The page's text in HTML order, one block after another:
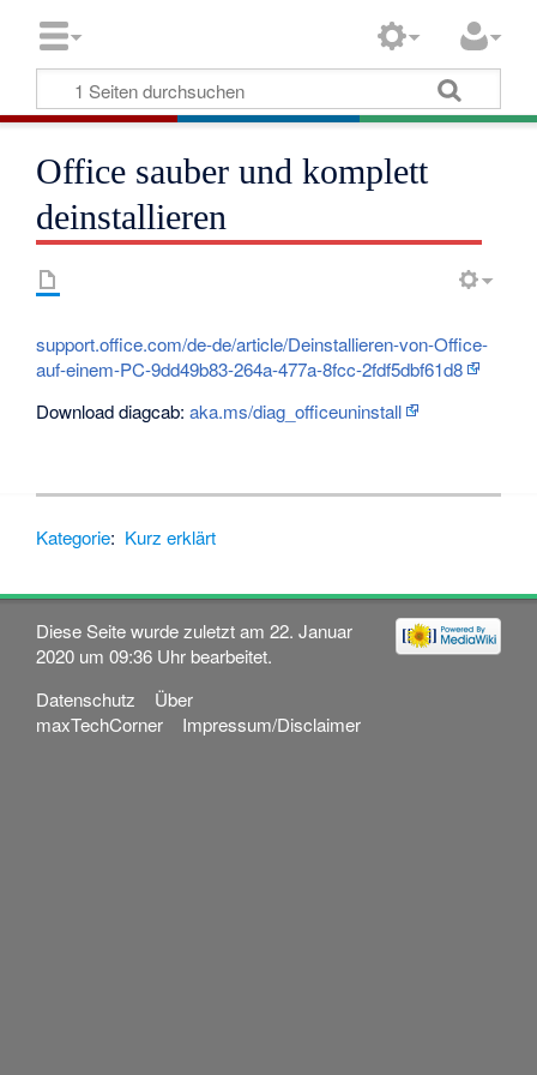
Office sauber und komplett
deinstallieren
support.office.com/de-de/article/Deinstallieren-von-Office-
auf-einem-PC-9dd49b83-264a-477a-8fcc-2fdf5dbf61d8
Download diagcab:aka.ms/diag_officeuninstall
Kategorie: Kurz erklärt
Diese Seite wurde zuletzt am 22. Januar
2020 um 09:36 Uhr bearbeitet.
Datenschutz
Über
maxTechCorner
Impressum/Disclaimer